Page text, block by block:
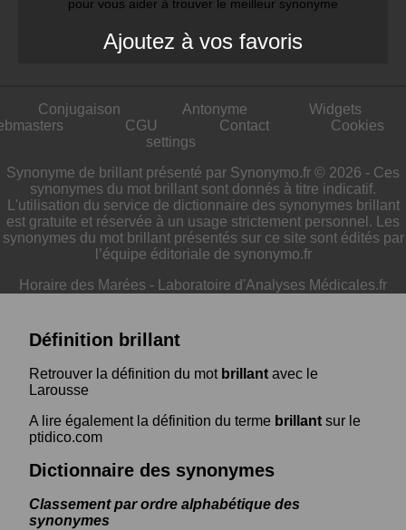
pour vous aider à trouver le meilleur synonyme
Ajoutez à vos favoris
Conjugaison Antonyme
Widgets
CGU Contact
Cookies
settings
Synonyme de brillant présenté par Synonymo.fr © 2026 - Ces
synonymes du mot brillant sont donnés à titre indicatif.
L'utilisation du service de dictionnaire des synonymes brillant
est gratuite et réservée à un usage strictement personnel. Les
synonymes du mot brillant présentés sur ce site sont édités par
l’équipe éditoriale de synonymo.fr
Horaire des Marées - Laboratoire d'Analyses Médicales.fr
Définition brillant
Retrouver la définition du mot brillant avec le
Larousse
A lire également la définition du terme brillant sur le
ptidico.com
Dictionnaire des synonymes
Classement par ordre alphabétique des
synonymes